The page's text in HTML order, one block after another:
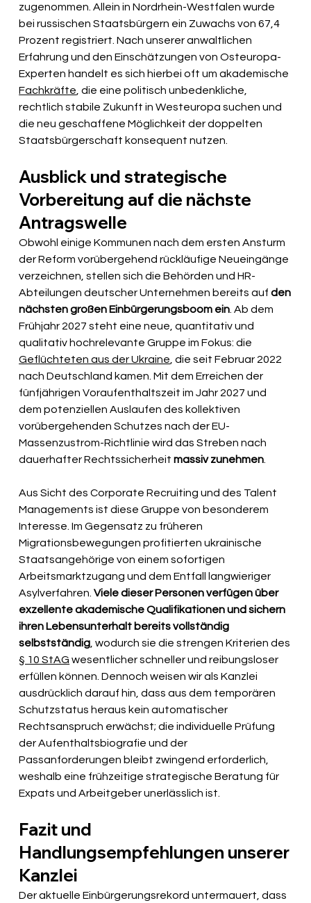
zugenommen. Allein in Nordrhein-Westfalen wurde
bei russischen Staatsbürgern ein Zuwachs von 67,4
Prozent registriert. Nach unserer anwaltlichen
Erfahrung und den Einschätzungen von Osteuropa-
Experten handelt es sich hierbei oft um akademische
Fachkräfte , die eine politisch unbedenkliche,
rechtlich stabile Zukunft in Westeuropa suchen und
die neu geschaffene Möglichkeit der doppelten
Staatsbürgerschaft konsequent nutzen.
Ausblick und strategische
Vorbereitung auf die nächste
Antragswelle
Obwohl einige Kommunen nach dem ersten Ansturm
der Reform vorübergehend rückläufige Neueingänge
verzeichnen, stellen sich die Behörden und HR-
Abteilungen deutscher Unternehmen bereits auf den
nächsten großen Einbürgerungsboom ein . Ab dem
Frühjahr 2027 steht eine neue, quantitativ und
qualitativ hochrelevante Gruppe im Fokus: die
Geflüchteten aus der Ukraine , die seit Februar 2022
nach Deutschland kamen. Mit dem Erreichen der
fünfjährigen Voraufenthaltszeit im Jahr 2027 und
dem potenziellen Auslaufen des kollektiven
vorübergehenden Schutzes nach der EU-
Massenzustrom-Richtlinie wird das Streben nach
dauerhafter Rechtssicherheit massiv zunehmen
Aus Sicht des Corporate Recruiting und des Talent
Managements ist diese Gruppe von besonderem
Interesse. Im Gegensatz zu früheren
Migrationsbewegungen profitierten ukrainische
Staatsangehörige von einem sofortigen
Arbeitsmarktzugang und dem Entfall langwieriger
Asylverfahren. Viele dieser Personen verfügen über
exzellente akademische Qualifikationen und sichern
ihren Lebensunterhalt bereits vollständig
selbstständig , wodurch sie die strengen Kriterien des
§ 10 StAG wesentlicher schneller und reibungsloser
erfüllen können. Dennoch weisen wir als Kanzlei
ausdrücklich darauf hin, dass aus dem temporären
Schutzstatus heraus kein automatischer
Rechtsanspruch erwächst; die individuelle Prüfung
der Aufenthaltsbiografie und der
Passanforderungen bleibt zwingend erforderlich,
weshalb eine frühzeitige strategische Beratung für
Expats und Arbeitgeber unerlässlich ist.
Fazit und
Handlungsempfehlungen unserer
Kanzlei
Der aktuelle Einbürgerungsrekord untermauert, dass